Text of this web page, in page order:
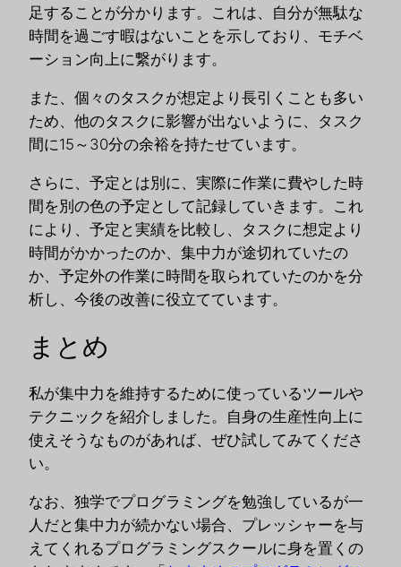
足することが分かります。これは、自分が無駄な
時間を過ごす暇はないことを示しており、モチベ
ーション向上に繋がります。
また、個々のタスクが想定より長引くことも多い
ため、他のタスクに影響が出ないように、タスク
間に15～30分の余裕を持たせています。
さらに、予定とは別に、実際に作業に費やした時
間を別の色の予定として記録していきます。これ
により、予定と実績を比較し、タスクに想定より
時間がかかったのか、集中力が途切れていたの
か、予定外の作業に時間を取られていたのかを分
析し、今後の改善に役立てています。
まとめ
私が集中力を維持するために使っているツールや
テクニックを紹介しました。自身の生産性向上に
使えそうなものがあれば、ぜひ試してみてくださ
い。
なお、独学でプログラミングを勉強しているが一
人だと集中力が続かない場合、プレッシャーを与
えてくれるプログラミングスクールに身を置くの